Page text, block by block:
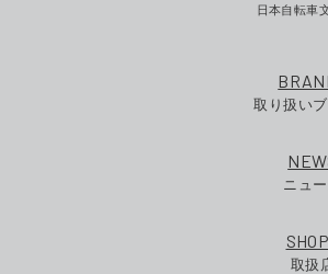
日本自転車
取り扱い
ニュ
取扱